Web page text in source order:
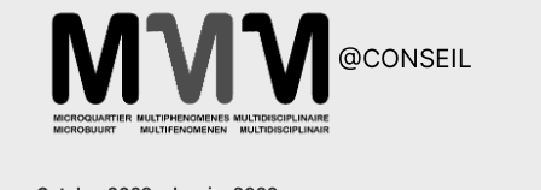
@CONSEIL